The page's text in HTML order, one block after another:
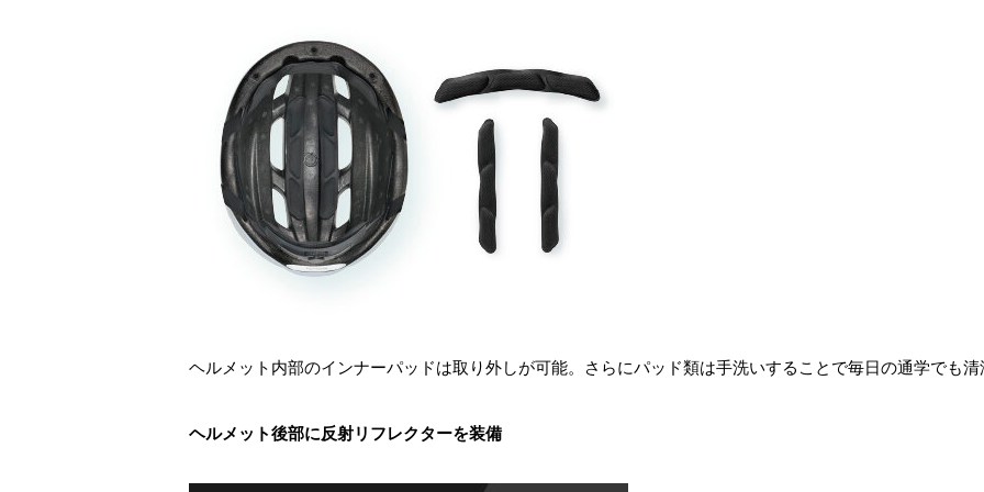
ヘルメット内部のインナーパッドは取り外しが可能。さらにパッド類は手洗いすることで毎日の通学でも清
ヘルメット後部に反射リフレクターを装備